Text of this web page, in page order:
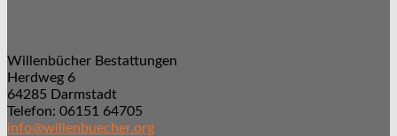
Willenbücher Bestattungen
Herdweg 6
64285 Darmstadt
Telefon: 06151 64705
info@willenbuecher.org